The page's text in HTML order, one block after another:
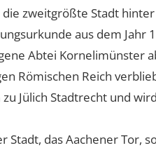
zweitgrößte Stadt
aus dem Jahr
Abtei Kornelimünster
Römischen Reich
Jülich Stadtrecht und
Stadt, das Aachener Tor,